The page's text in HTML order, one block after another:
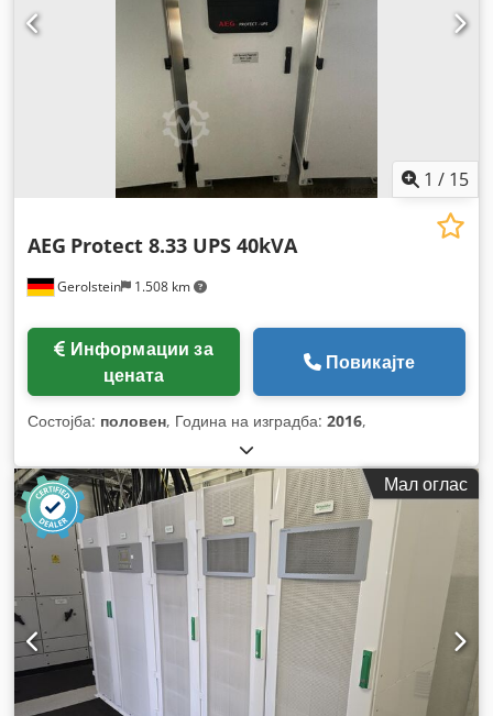
1 / 15
Gerolstein 1.508 km
AEG Protect 8.33 UPS 40kVA
цената
Повикајте
Состојба: половен, Година на изградба: 2016,
Мал оглас